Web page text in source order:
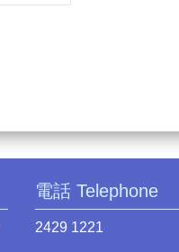
電話 Telephone
2429 1221